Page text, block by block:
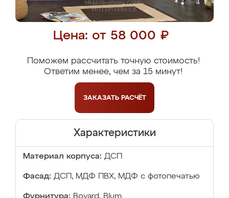
Цена: от 58 000 ₽
Поможем рассчитать точную стоимость!
Ответим менее, чем за 15 минут!
ЗАКАЗАТЬ РАСЧЁТ
Характеристики
Материал корпуса: ДСП
Фасад: ДСП, МДФ ПВХ, МДФ с фотопечатью